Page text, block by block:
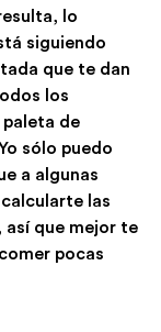
lo
siguiendo
que te dan
los
de
sólo puedo
a algunas
las
así que mejor te
pocas